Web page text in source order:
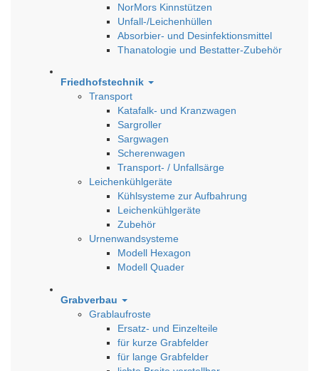
NorMors Kinnstützen
Unfall-/Leichenhüllen
Absorbier- und Desinfektionsmittel
Thanatologie und Bestatter-Zubehör
Friedhofstechnik
Transport
Katafalk- und Kranzwagen
Sargroller
Sargwagen
Scherenwagen
Transport- / Unfallsärge
Leichenkühlgeräte
Kühlsysteme zur Aufbahrung
Leichenkühlgeräte
Zubehör
Urnenwandsysteme
Modell Hexagon
Modell Quader
Grabverbau
Grablaufroste
Ersatz- und Einzelteile
für kurze Grabfelder
für lange Grabfelder